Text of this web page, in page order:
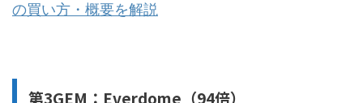
の買い方・概要を解説
第3GEM：Everdome（94倍）